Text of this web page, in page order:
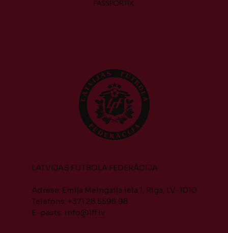
LATVIJAS FUTBOLA FEDERĀCIJA
Adrese: Emiļa Melngaiļa iela 1, Rīga, LV-1010
Telefons: +371 28 5598 98
E-pasts: info@lff.lv